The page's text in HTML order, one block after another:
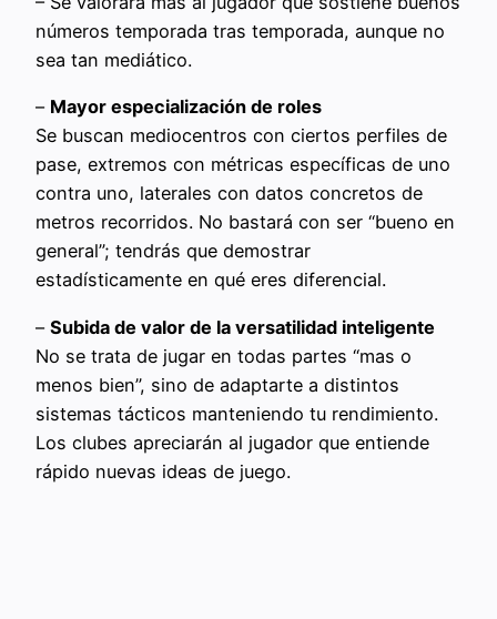
números temporada tras temporada, aunque no
sea tan mediático.
– Mayor especialización de roles
Se buscan mediocentros con ciertos perfiles de
pase, extremos con métricas específicas de uno
contra uno, laterales con datos concretos de
metros recorridos. No bastará con ser “bueno en
general”; tendrás que demostrar
estadísticamente en qué eres diferencial.
– Subida de valor de la versatilidad inteligente
No se trata de jugar en todas partes “mas o
menos bien”, sino de adaptarte a distintos
sistemas tácticos manteniendo tu rendimiento.
Los clubes apreciarán al jugador que entiende
rápido nuevas ideas de juego.